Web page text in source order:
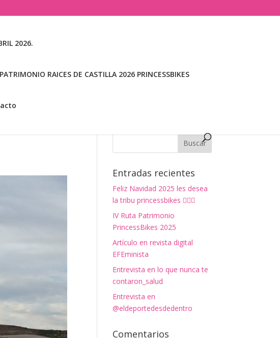
2026.
RAICES DE CASTILLA 2026 PRINCESSBIKES
Entradas recientes
Feliz Navidad 2025 les desea
la tribu princessbikes 🚴‍♀️✨
IV Ruta Patrimonio
PrincessBikes 2025
Artículo en revista digital
EFEminista
Entrevista en lo que nunca te
contaron_salud
Entrevista en
@eldeportedesdedentro
Comentarios